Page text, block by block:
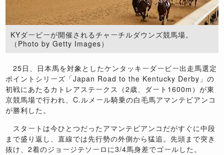
KYダービーが開催されるチャーチルダウンズ競馬場。
（Photo by Getty Images）
25日、日本馬を対象としたケンタッキーダービー出走馬選定
ポイントシリーズ「Japan Road to the Kentucky Derby」の
初戦にあたるカトレアステークス（2歳、ダート1600m）が東
京競馬場で行われ、C.ルメール騎乗の白毛馬アマンテビアンコ
が勝利した。
スタートは今ひとつだったアマンテビアンコだがすぐに中段
まで盛り返し、直線では先行勢の外側から猛追。先頭まで突き
抜け、2着のジョージテソーロに3/4馬身差でゴールした。